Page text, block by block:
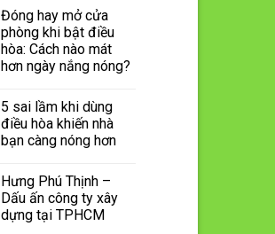
Đóng hay mở cửa
phòng khi bật điều
hòa: Cách nào mát
hơn ngày nắng nóng?
5 sai lầm khi dùng
điều hòa khiến nhà
bạn càng nóng hơn
Hưng Phú Thịnh –
Dấu ấn công ty xây
dựng tại TPHCM